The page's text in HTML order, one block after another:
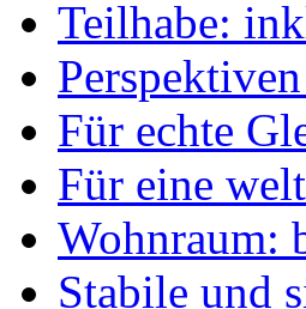
Teilhabe:
Für echte
Für eine
Wohnraum:
Stabile und